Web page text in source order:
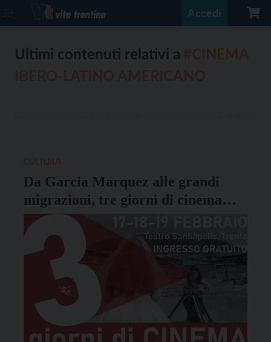
Accedi
Ultimi contenuti relativi a
Da Garcia Marquez alle grandi
migrazioni, tre giorni di cinema
Ibero-Latino Americano a Trento